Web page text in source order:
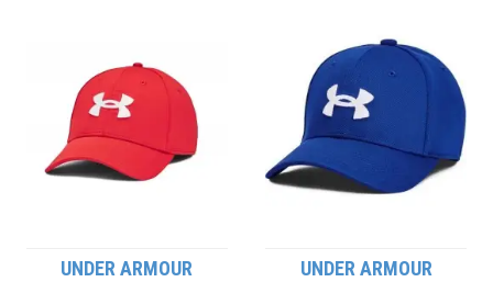
UNDER ARMOUR UNDER ARMOUR